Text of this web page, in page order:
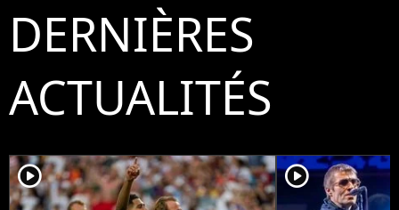
DERNIÈRES
ACTUALITÉS
player2 player2